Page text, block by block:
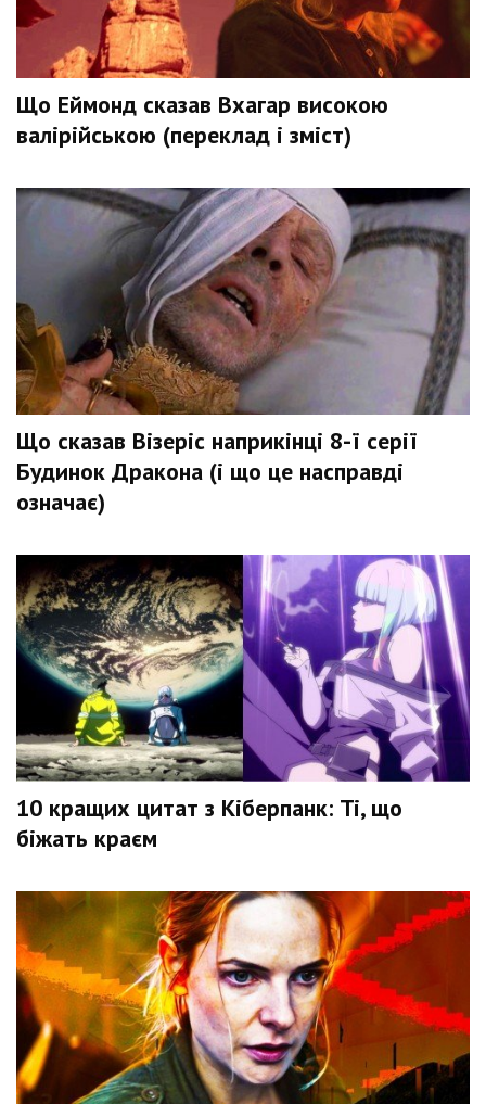
Що Еймонд сказав Вхагар високою
валірійською (переклад і зміст)
Що сказав Візеріс наприкінці 8-ї серії
Будинок Дракона (і що це насправді
означає)
10 кращих цитат з Кіберпанк: Ті, що
біжать краєм